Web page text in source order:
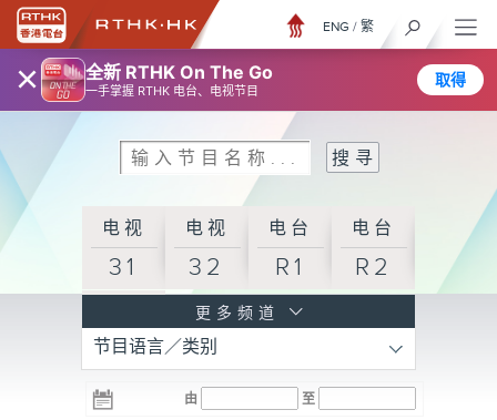
× 全新 RTHK On The Go
一手掌握 RTHK 电台、电视节目
取得
ENG / 繁
电视
31
电视
32
电台
R1
电台
R2
R3
电台 电台 电台
更多频道
节目语言／类别
由 至